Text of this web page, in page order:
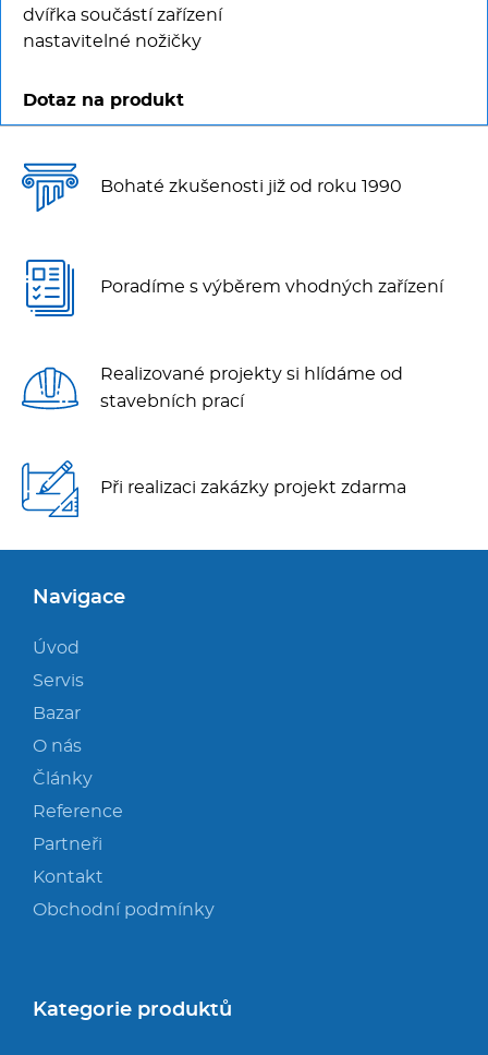
dvířka součástí zařízení
nastavitelné nožičky
Dotaz na produkt
Bohaté zkušenosti již od roku 1990
Poradíme s výběrem vhodných zařízení
Realizované projekty si hlídáme od
stavebních prací
Při realizaci zakázky projekt zdarma
Navigace
Úvod
Servis
Bazar
O nás
Články
Reference
Partneři
Kontakt
Obchodní podmínky
Kategorie produktů